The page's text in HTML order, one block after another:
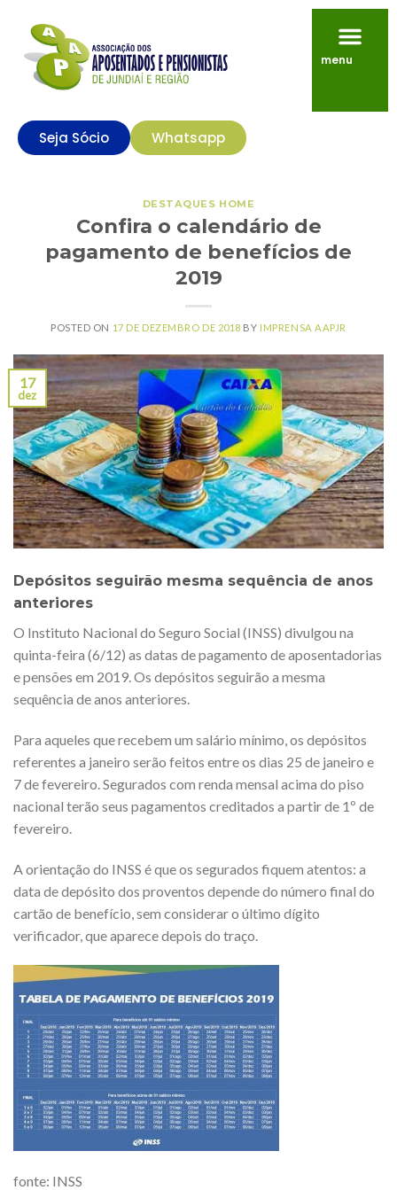
menu
Seja Sócio Whatsapp
DESTAQUES HOME
Confira o calendário de
pagamento de benefícios de
2019
POSTED ON 17 DE DEZEMBRO DE 2018 BY IMPRENSA AAPJR
17
dez
Depósitos seguirão mesma sequência de anos
anteriores
O Instituto Nacional do Seguro Social (INSS) divulgou na
quinta-feira (6/12) as datas de pagamento de aposentadorias
e pensões em 2019. Os depósitos seguirão a mesma
sequência de anos anteriores.
Para aqueles que recebem um salário mínimo, os depósitos
referentes a janeiro serão feitos entre os dias 25 de janeiro e
7 de fevereiro. Segurados com renda mensal acima do piso
nacional terão seus pagamentos creditados a partir de 1º de
fevereiro.
A orientação do INSS é que os segurados fiquem atentos: a
data de depósito dos proventos depende do número final do
cartão de benefício, sem considerar o último dígito
verificador, que aparece depois do traço.
fonte: INSS